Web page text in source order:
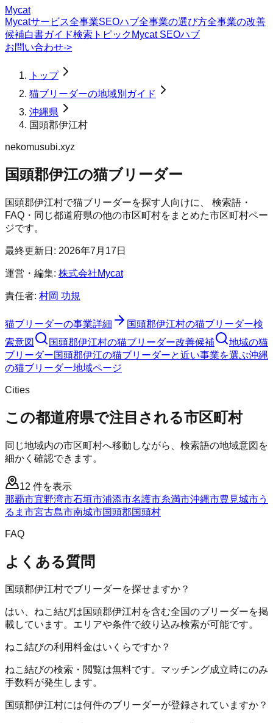
Mycat
Mycatサービス全事業SEOハブ全事業の選び方全事業の改善
候補白書ガイド検索トピック Mycat SEOハブ
お問い合わせ->
トップ
猫ブリーダーの地域別ガイド
沖縄県
国頭郡伊江村
nekomusubi.xyz
国頭郡伊江の猫ブリーダー
国頭郡伊江村で猫ブリーダーを探す人向けに、 検索語・
FAQ・同じ都道府県の他の市区町村をまとめた市区町村ペー
ジです。
最終更新日: 2026年7月17日
運営・編集: 株式会社Mycat
責任者: 村岡 功規
猫ブリーダーの事業詳細 国頭郡伊江村の猫ブリーダー検
索意図
国頭郡伊江村の猫ブリーダー改善候補
地域の猫
ブリーダー国頭郡伊江の猫ブリーダーと近い事業を選ぶ沖縄
の猫ブリーダー地域ページ
Cities
この都道府県で注目される市区町村
同じ地域内の市区町村へ移動しながら、検索語の地域意図を
細かく確認できます。
12 件を表示
那覇市宜野湾市石垣市浦添市名護市糸満市沖縄市豊見城市う
るま市宮古島市南城市国頭郡国頭村
FAQ
よくある質問
国頭郡伊江村でブリーダーを探せますか？
はい、ねこ結びは国頭郡伊江村を含む全国のブリーダーを掲
載しています。エリアや条件で絞り込み検索が可能です。
ねこ結びの利用料金はいくらですか？
ねこ結びの検索・閲覧は無料です。マッチング成立時にのみ
手数料が発生します。
国頭郡伊江村には何件のブリーダーが登録されていますか？